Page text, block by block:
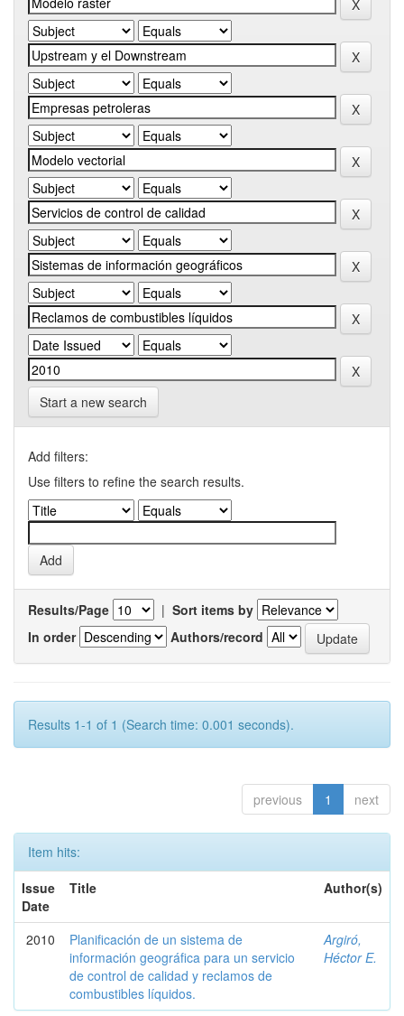
Start a new search
Add filters:
Use filters to refine the search results.
Results/Page | Sort items by
In order
Authors/record
Results 1-1 of 1 (Search time: 0.001 seconds).
previous 1 next
Item hits:
Issue
Date
Title Author(s)
2010
Planificación de un sistema de
información geográfica para un servicio
de control de calidad y reclamos de
combustibles líquidos.
Argiró,
Héctor E.